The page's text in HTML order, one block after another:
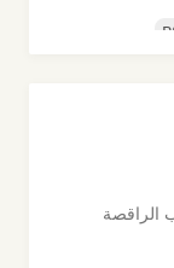
الراقصة